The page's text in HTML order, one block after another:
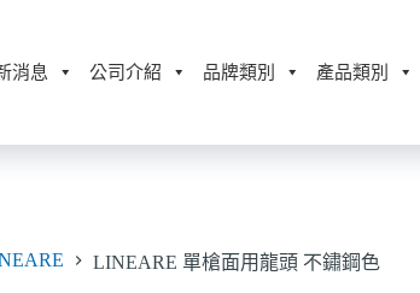
消息 公司介紹 品牌類別 產品類別
LINEARE 單槍面用龍頭 不鏽鋼色